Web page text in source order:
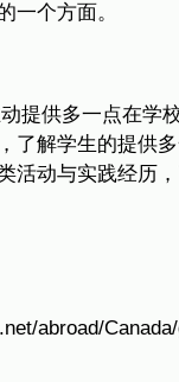
一个方面。
提供多一点在学
了解学生的提供
活动与实践经历
abroad/